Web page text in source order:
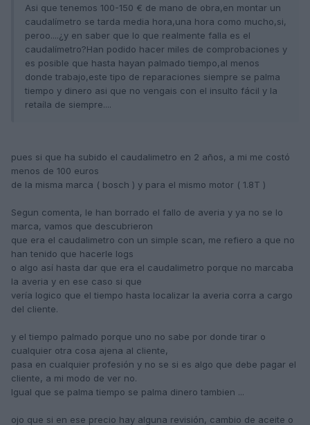
Asi que tenemos 100-150 € de mano de obra,en montar un
caudalímetro se tarda media hora,una hora como mucho,si,
peroo....¿y en saber que lo que realmente falla es el
caudalímetro?Han podido hacer miles de comprobaciones y
es posible que hasta hayan palmado tiempo,al menos
donde trabajo,este tipo de reparaciones siempre se palma
tiempo y dinero asi que no vengais con el insulto fácil y la
retaíla de siempre....
pues si que ha subido el caudalimetro en 2 años, a mi me costó
menos de 100 euros
de la misma marca ( bosch ) y para el mismo motor ( 1.8T )
Segun comenta, le han borrado el fallo de averia y ya no se lo
marca, vamos que descubrieron
que era el caudalimetro con un simple scan, me refiero a que no
han tenido que hacerle logs
o algo así hasta dar que era el caudalimetro porque no marcaba
la averia y en ese caso si que
vería logico que el tiempo hasta localizar la averia corra a cargo
del cliente.
y el tiempo palmado porque uno no sabe por donde tirar o
cualquier otra cosa ajena al cliente,
pasa en cualquier profesión y no se si es algo que debe pagar el
cliente, a mi modo de ver no.
Igual que se palma tiempo se palma dinero tambien ...
ojo que si en ese precio hay alguna revisión, cambio de aceite o